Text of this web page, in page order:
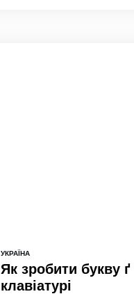
УКРАЇНА
Як зробити букву ґ
клавіатурі